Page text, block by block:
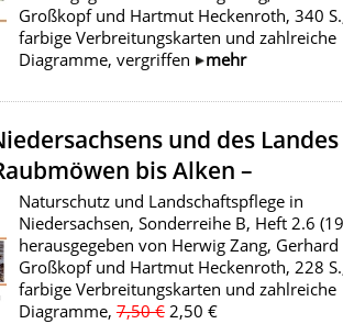
Großkopf und Hartmut Heckenroth, 340
farbige Verbreitungskarten und zahlreiche
Diagramme, vergriffen
mehr
und des Landes
bis Alken –
Naturschutz und Landschaftspflege in
Niedersachsen, Sonderreihe B, Heft 2.6
herausgegeben von Herwig Zang, Gerhard
Großkopf und Hartmut Heckenroth, 228
farbige Verbreitungskarten und zahlreiche
Diagramme,7,50 €2,50 €